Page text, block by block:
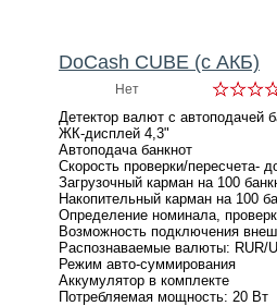
DoCash CUBE (с АКБ)
Нет
Детектор валют с автоподачей
ЖК-дисплей 4,3"
Автоподача банкнот
Скорость проверки/пересчета-
Загрузочный карман на 100
Накопительный карман на 100
Определение номинала,
Возможность подключения
Распознаваемые валюты: RUR/
Режим авто-суммирования
Аккумулятор в комплекте
Потребляемая мощность: 20 Вт